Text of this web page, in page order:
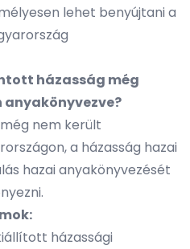
lehet benyújtani a
házasság még
nem került
a házasság hazai
hazai anyakönyvezését
házassági